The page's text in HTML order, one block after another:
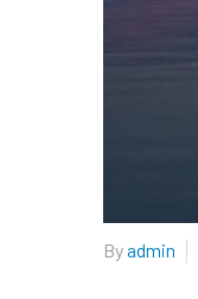
Byadmin